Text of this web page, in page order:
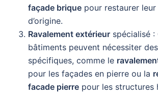
façade brique pour restaurer
d’origine.
Ravalement extérieur spécialisé
bâtiments peuvent nécessiter
spécifiques, comme le
pour les façades en pierre ou la
facade pierre pour les structures